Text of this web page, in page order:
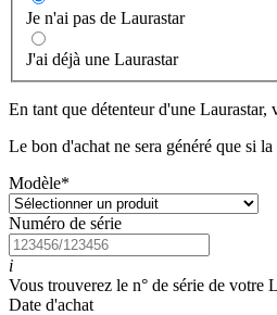
Je n'ai pas de Laurastar
J'ai déjà une Laurastar
En tant que détenteur d'une
Le bon d'achat ne sera généré que si
Modèle*
Numéro de série
i
Vous trouverez le n° de série de votre
Date d'achat